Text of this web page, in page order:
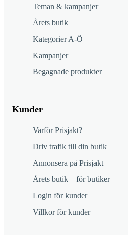
Teman & kampanjer
Årets butik
Kategorier A-Ö
Kampanjer
Begagnade produkter
Kunder
Varför Prisjakt?
Driv trafik till din butik
Annonsera på Prisjakt
Årets butik – för butiker
Login för kunder
Villkor för kunder